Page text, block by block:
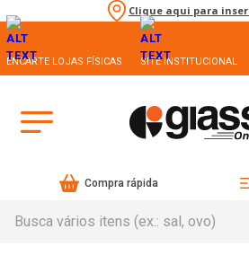
Clique aqui para
ENCARTE LOJAS FÍSICAS SITE INSTITUCIONAL
Compra rápida